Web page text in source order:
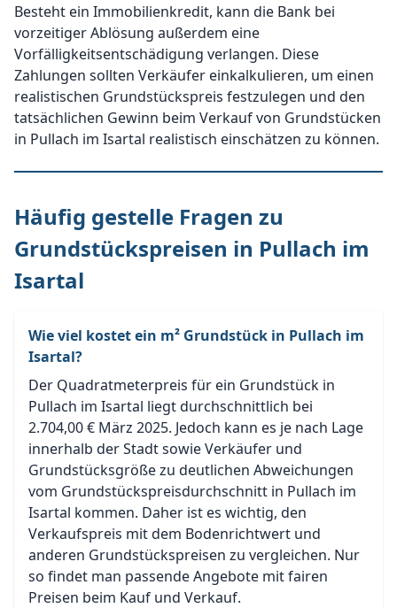
Besteht ein Immobilienkredit, kann die Bank bei
vorzeitiger Ablösung außerdem eine
Vorfälligkeitsentschädigung verlangen. Diese
Zahlungen sollten Verkäufer einkalkulieren, um einen
realistischen Grundstückspreis festzulegen und den
tatsächlichen Gewinn beim Verkauf von Grundstücken
in Pullach im Isartal realistisch einschätzen zu können.
Häufig gestelle Fragen zu
Grundstückspreisen in Pullach im
Isartal
Wie viel kostet ein m² Grundstück in Pullach im
Isartal?
Der Quadratmeterpreis für ein Grundstück in
Pullach im Isartal liegt durchschnittlich bei
2.704,00 € März 2025. Jedoch kann es je nach Lage
innerhalb der Stadt sowie Verkäufer und
Grundstücksgröße zu deutlichen Abweichungen
vom Grundstückspreisdurchschnitt in Pullach im
Isartal kommen. Daher ist es wichtig, den
Verkaufspreis mit dem Bodenrichtwert und
anderen Grundstückspreisen zu vergleichen. Nur
so findet man passende Angebote mit fairen
Preisen beim Kauf und Verkauf.